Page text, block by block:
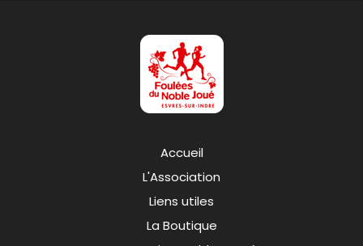
Accueil
L'Association
Liens utiles
La Boutique